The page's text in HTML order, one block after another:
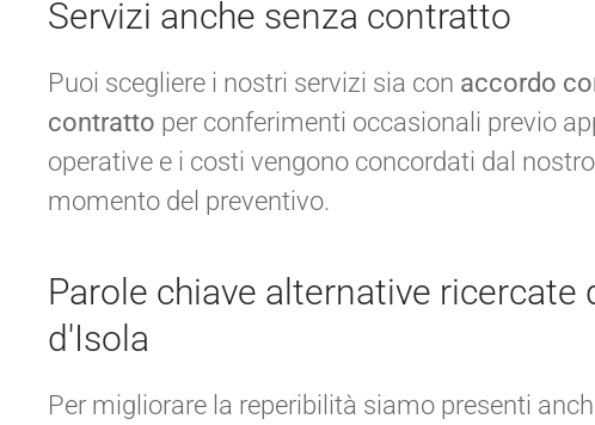
Servizi anche senza contratto
Puoi scegliere i nostri servizi sia con accordo
contratto per conferimenti occasionali previo
operative e i costi vengono concordati dal
momento del preventivo.
Parole chiave alternative ricercate
d'Isola
Per migliorare la reperibilità siamo presenti